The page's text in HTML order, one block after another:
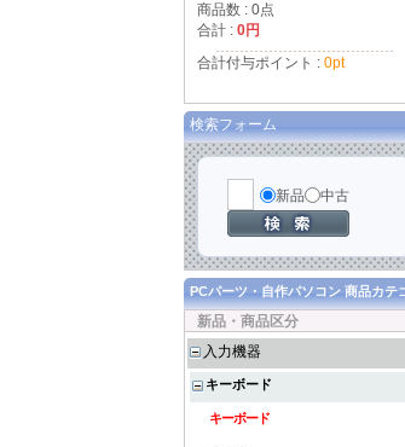
商品数 : 0点
合計 : 0円
合計付与ポイント : 0pt
検索フォーム
新品 中古
PCパーツ・自作パソコン 商品カテ
新品・商品区分
入力機器
キーボード
キーボード